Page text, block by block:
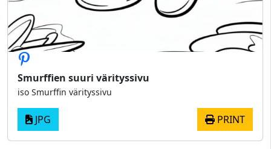
Smurffien suuri värityssivu
iso Smurffin värityssivu
JPG PRINT